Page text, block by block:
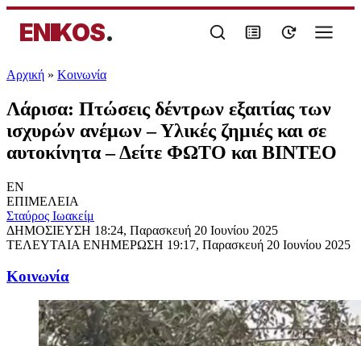
ENIKOS.
Αρχική » Κοινωνία
Λάρισα: Πτώσεις δέντρων εξαιτίας των
ισχυρών ανέμων – Υλικές ζημιές και σε
αυτοκίνητα – Δείτε ΦΩΤΟ και ΒΙΝΤΕΟ
EN
ΕΠΙΜΕΛΕΙΑ
Σταύρος Ιωακείμ
ΔΗΜΟΣΙΕΥΣΗ 18:24, Παρασκευή 20 Ιουνίου 2025
ΤΕΛΕΥΤΑΙΑ ΕΝΗΜΕΡΩΣΗ 19:17, Παρασκευή 20 Ιουνίου 2025
Κοινωνία